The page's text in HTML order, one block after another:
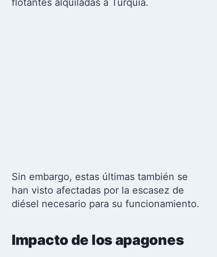
flotantes alquiladas a Turquía.
Sin embargo, estas últimas también se
han visto afectadas por la escasez de
diésel necesario para su funcionamiento.
Impacto de los apagones